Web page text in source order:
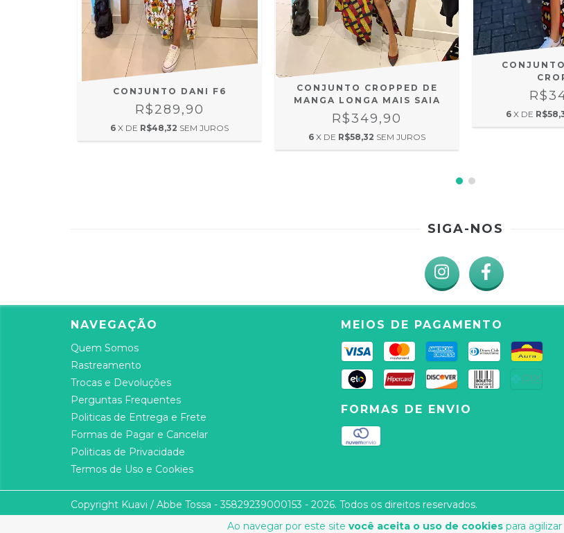
Ao navegar por este site você aceita o uso de cookies para
CONJUNTO DANI F6
R$289,90
6 X DE R$48,32 SEM JUROS
CONJUNTO CROPPED DE
MANGA LONGA MAIS SAIA
R$349,90
6 X DE R$58,32 SEM JUROS
6 X DE
SIGA-NOS
NAVEGAÇÃO
Quem Somos
Rastreamento
Trocas e Devoluções
Perguntas Frequentes
Politicas de Entrega e Frete
Formas de Pagar e Cancelar
Politicas de Privacidade
Termos de Uso e Cookies
MEIOS DE PAGAMENTO
FORMAS DE ENVIO
Copyright Kuavi / Abbe Tossa - 35829239000153 - 2026. Todos os direitos reservados.